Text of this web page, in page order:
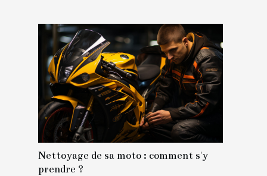
Nettoyage de sa moto : comment s'y
prendre ?